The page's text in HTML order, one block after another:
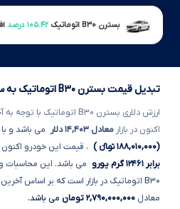
بسترن B۳۰ اتوماتیک ۱۰۵.۴۲ درصد
تبدیل قیمت بسترن B۳۰ اتوماتیک به سکه و دلار
ارزش دلاری بسترن B۳۰ اتوماتیک با توجه به
اکنون در بازار معادل ۱۴,۴۰۳ دلار
می باشد و
(۱۸۸,۰۱۰,۰۰۰ تومانءءء )
، قیمت این خودرو
برابر ۱۲۴۶۱ گرم یورو
می باشد. این محاسبات
B۳۰ اتوماتیک
در بازار است که بر اساس
معادل ۲,۷۹۰,۰۰۰,۰۰۰ تومان می باشد.